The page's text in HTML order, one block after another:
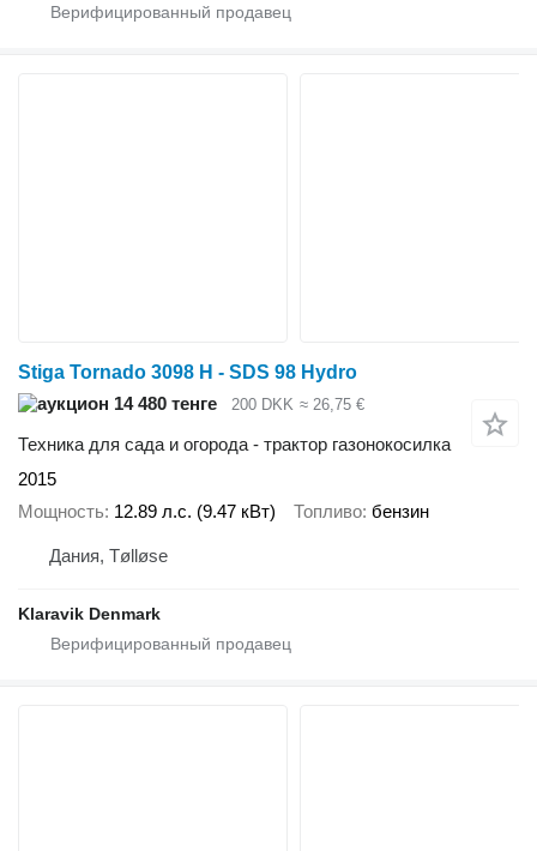
Stiga Tornado 3098 H - SDS 98 Hydro
14 480 тенге
200 DKK ≈ 26,75 €
Техника для сада и огорода - трактор газонокосилка
2015
Мощность 12.89 л.с. (9.47 кВт) Топливо бензин
Дания, Tølløse
Klaravik Denmark